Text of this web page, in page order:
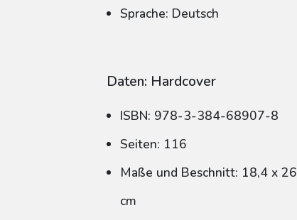
Sprache: Deutsch
Daten: Hardcover
ISBN: 978-3-384-68907-8
Seiten: 116
Maße und Beschnitt: 18,4 x 26
cm